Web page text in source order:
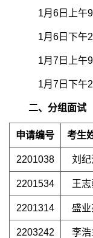
1月6日上午
1月6日下午
1月7日上午
1月7日下午
二、分组面试
申请编号 考生
2201038 刘纪
2201534 王志
2201314 盛业
2203242 李浩